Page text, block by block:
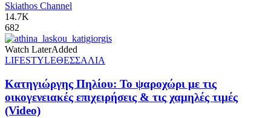
Skiathos Channel
14.7K
682
Watch LaterAdded
LIFESTYLEΘΕΣΣΑΛΙΑ
Κατηγιώργης Πηλίου: Το ψαροχώρι με τις
οικογενειακές επιχειρήσεις & τις χαμηλές τιμές
(Video)